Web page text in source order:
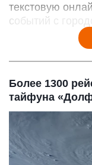
текстовую
событий с
Более 1300
тайфуна